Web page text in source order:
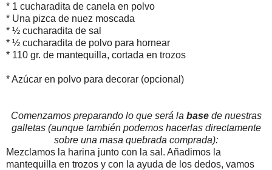
* 1 cucharadita de canela en polvo
* Una pizca de nuez moscada
* ½ cucharadita de sal
* ½ cucharadita de polvo para hornear
* 110 gr. de mantequilla, cortada en trozos
* Azúcar en polvo para decorar (opcional)
Comenzamos preparando lo que será la basede nuestras
galletas (aunque también podemos hacerlas directamente
sobre una masa quebrada comprada):
Mezclamos la harina junto con la sal. Añadimos la
mantequilla en trozos y con la ayuda de los dedos, vamos